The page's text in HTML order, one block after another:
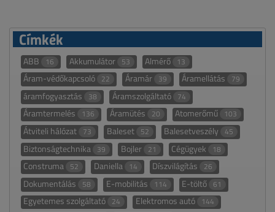
Címkék
ABB 16 Akkumulátor 53 Almérő 13
Áram-védőkapcsoló 22 Áramár 39 Áramellátás 79
áramfogyasztás 38 Áramszolgáltató 74
Áramtermelés 136 Áramütés 20 Atomerőmű 103
Átviteli hálózat 73 Baleset 52 Balesetveszély 45
Biztonságtechnika 39 Bojler 21 Cégügyek 18
Construma 52 Daniella 14 Díszvilágítás 26
Dokumentálás 58 E-mobilitás 114 E-töltő 61
Egyetemes szolgáltató 24 Elektromos autó 144